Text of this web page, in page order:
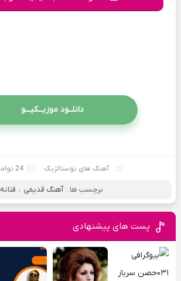
دانلــود موزیــکیـــو
آهنگ های نوستالژیک 24 نوامبر 2021
برچسب ها : آهنگ قدیمی ، فتانه
پست های پیشنهادی